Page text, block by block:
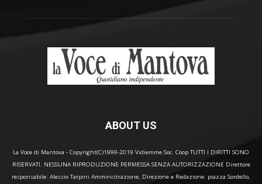
ABOUT US
La Voce di Mantova - Copyright(C)1999-2019 Vidiemme Soc. Coop TUTTI I DIRITTI SONO
RISERVATI. NESSUNA RIPRODUZIONE PERMESSA SENZA AUTORIZZAZIONE Direttore
responsabile: Alessio Tarpini Amministrazione, Direzione e Redazione: piazza Sordello,